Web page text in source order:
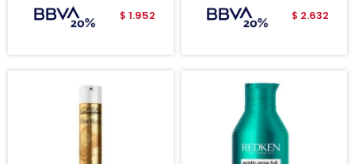
$ 1.952 $ 2.632